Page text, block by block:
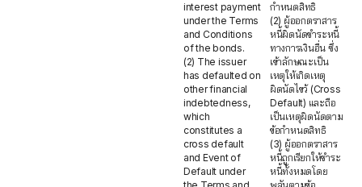
interest payment
under the Terms
and Conditions
of the bonds.
(2) The issuer
has defaulted on
other financial
indebtedness,
which
constitutes a
cross default
and Event of
Default under
กำหนดสิทธิ
(2) ผู้ออกตราสาร
หนี้ผิดนัดชำระหนี้
ทางการเงินอื่น ซึ่ง
เข้าลักษณะเป็น
เหตุให้เกิดเหตุ
ผิดนัดไขว้ (Cross
Default) และถือ
เป็นเหตุผิดนัดตาม
ข้อกำหนดสิทธิ
(3) ผู้ออกตราสาร
หนี้ถูกเรียกให้ชำระ
หนี้ทั้งหมดโดย